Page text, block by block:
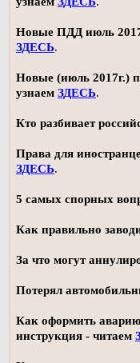
Новые ПДД июль
ЗДЕСЬ.
Новые (июль 2017г.)
узнаем ЗДЕСЬ.
Кто разбивает
Права для
ЗДЕСЬ.
5 самых спорных
Как правильно
За что могут
Потерял
Как оформить
инструкция - читаем